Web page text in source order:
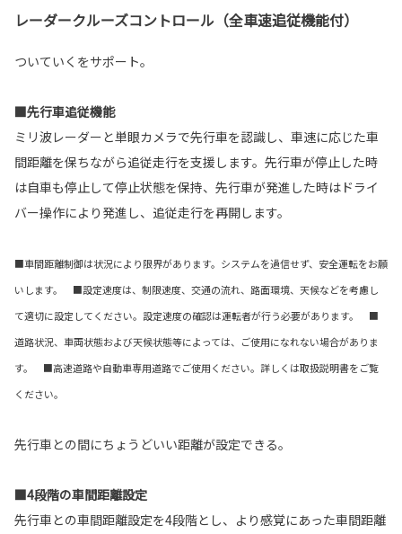
レーダークルーズコントロール（全車速追従機能付）
ついていくをサポート。
■先行車追従機能
ミリ波レーダーと単眼カメラで先行車を認識し、車速に応じた車
間距離を保ちながら追従走行を支援します。先行車が停止した時
は自車も停止して停止状態を保持、先行車が発進した時はドライ
バー操作により発進し、追従走行を再開します。
■車間距離制御は状況により限界があります。システムを過信せず、安全運転をお願
いします。 ■設定速度は、制限速度、交通の流れ、路面環境、天候などを考慮し
て適切に設定してください。設定速度の確認は運転者が行う必要があります。 ■
道路状況、車両状態および天候状態等によっては、ご使用になれない場合がありま
す。 ■高速道路や自動車専用道路でご使用ください。詳しくは取扱説明書をご覧
ください。
先行車との間にちょうどいい距離が設定できる。
■4段階の車間距離設定
先行車との車間距離設定を4段階とし、より感覚にあった車間距離